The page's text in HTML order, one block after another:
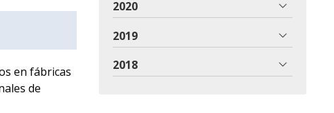
en fábricas
de
2020
2019
2018